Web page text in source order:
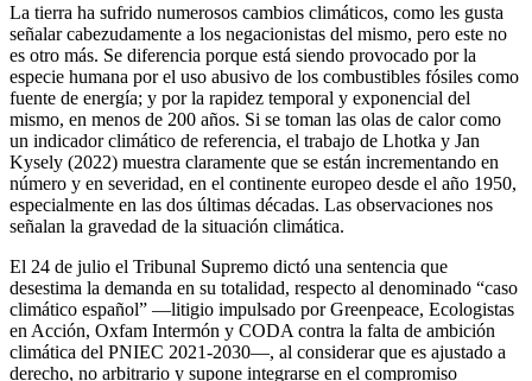
La tierra ha sufrido numerosos cambios climáticos, como les gusta
señalar cabezudamente a los negacionistas del mismo, pero este no
es otro más. Se diferencia porque está siendo provocado por la
especie humana por el uso abusivo de los combustibles fósiles como
fuente de energía; y por la rapidez temporal y exponencial del
mismo, en menos de 200 años. Si se toman las olas de calor como
un indicador climático de referencia, el trabajo de Lhotka y Jan
Kysely (2022) muestra claramente que se están incrementando en
número y en severidad, en el continente europeo desde el año 1950,
especialmente en las dos últimas décadas. Las observaciones nos
señalan la gravedad de la situación climática.
El 24 de julio el Tribunal Supremo dictó una sentencia que
desestima la demanda en su totalidad, respecto al denominado “caso
climático español” —litigio impulsado por Greenpeace, Ecologistas
en Acción, Oxfam Intermón y CODA contra la falta de ambición
climática del PNIEC 2021-2030—, al considerar que es ajustado a
derecho, no arbitrario y supone integrarse en el compromiso